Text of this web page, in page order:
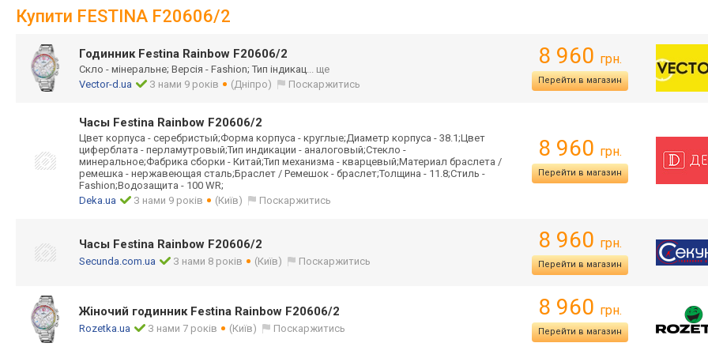
Купити FESTINA F20606/2
Годинник Festina Rainbow F20606/2
Скло - мінеральне; Версія - Fashion; Тип індикац... ще
Vector-d.ua
З нами 9 років (Дніпро) Поскаржитись
8 960 грн.
Перейти в магазин
Часы Festina Rainbow F20606/2
Цвет корпуса - серебристый;Форма корпуса - круглые;Диаметр корпуса - 38.1;Цвет
циферблата - перламутровый;Тип индикации - аналоговый;Стекло -
минеральное;Фабрика сборки - Китай;Тип механизма - кварцевый;Материал браслета /
ремешка - нержавеющая сталь;Браслет / Ремешок - браслет;Толщина - 11.8;Стиль -
Fashion;Водозащита - 100 WR;
Deka.ua
З нами 9 років (Київ) Поскаржитись
8 960 грн.
Перейти в магазин
Часы Festina Rainbow F20606/2
Secunda.com.ua З нами 8 років (Київ) Поскаржитись
8 960 грн.
Перейти в магазин
Жіночий годинник Festina Rainbow F20606/2
Rozetka.ua З нами 7 років (Київ) Поскаржитись
8 960 грн.
Перейти в магазин